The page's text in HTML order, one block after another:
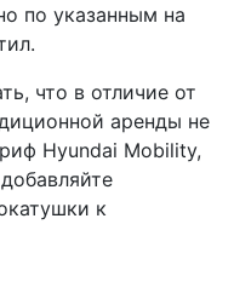
по указанным на
что в отличие от
аренды не
Hyundai Mobility,
к